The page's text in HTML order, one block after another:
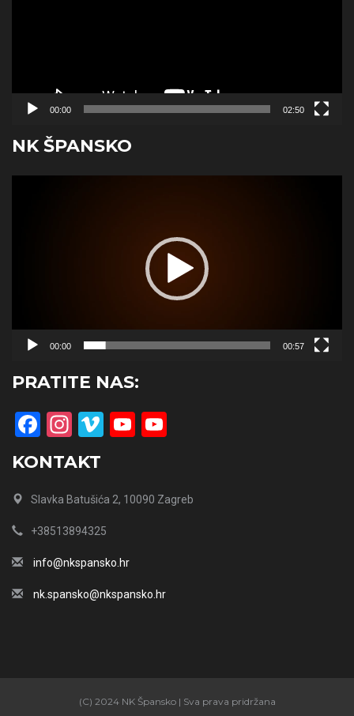
00:00 02:50
NK ŠPANSKO
00:00 00:57
PRATITE NAS:
Facebook
Instagram
VimeoYouTube
KONTAKT
Slavka Batušića 2, 10090 Zagreb
+38513894325
info@nkspansko.hr
nk.spansko@nkspansko.hr
(C) 2024 NK Špansko | Sva prava pridržana